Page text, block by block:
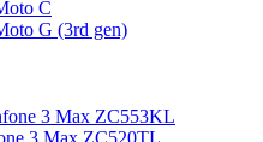
C
G (3rd gen)
3 Max ZC553KL
3 Max ZC520TL